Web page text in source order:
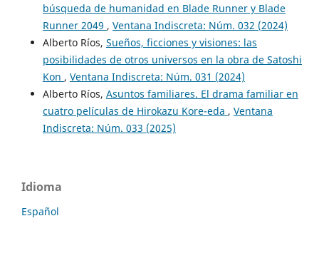
búsqueda de humanidad en Blade Runner y Blade
Runner 2049 , Ventana Indiscreta: Núm. 032 (2024)
Alberto Ríos, Sueños, ficciones y visiones: las
posibilidades de otros universos en la obra de Satoshi
Kon , Ventana Indiscreta: Núm. 031 (2024)
Alberto Ríos, Asuntos familiares. El drama familiar en
cuatro películas de Hirokazu Kore-eda , Ventana
Indiscreta: Núm. 033 (2025)
Idioma
Español